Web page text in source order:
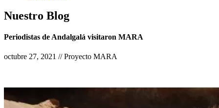
Nuestro Blog
Periodistas de Andalgalá visitaron MARA
octubre 27, 2021 // Proyecto MARA